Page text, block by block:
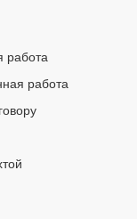
работа
работа